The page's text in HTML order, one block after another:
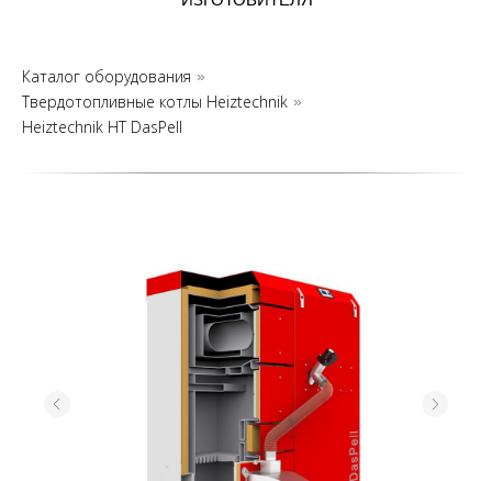
Каталог оборудования »
Твердотопливные котлы Heiztechnik »
Heiztechnik HT DasPell